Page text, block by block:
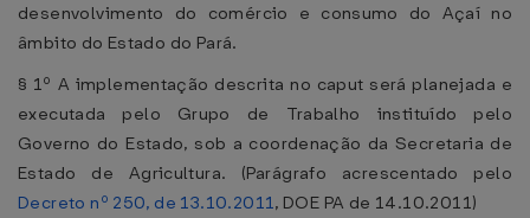
desenvolvimento do comércio e consumo do Açaí no
âmbito do Estado do Pará.
§ 1º A implementação descrita no caput será planejada e
executada pelo Grupo de Trabalho instituído pelo
Governo do Estado, sob a coordenação da Secretaria de
Estado de Agricultura. (Parágrafo acrescentado pelo
Decreto nº 250, de 13.10.2011, DOE PA de 14.10.2011)